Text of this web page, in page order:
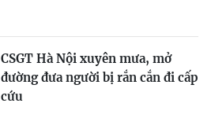
CSGT Hà Nội xuyên mưa, mở
đường đưa người bị rắn cắn đi cấp
cứu